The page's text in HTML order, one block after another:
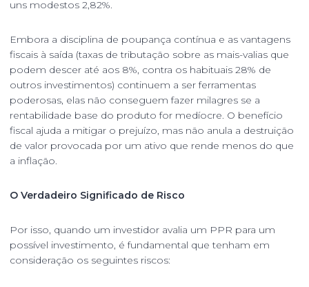
uns modestos 2,82%.
Embora a disciplina de poupança contínua e as vantagens
fiscais à saída (taxas de tributação sobre as mais-valias que
podem descer até aos 8%, contra os habituais 28% de
outros investimentos) continuem a ser ferramentas
poderosas, elas não conseguem fazer milagres se a
rentabilidade base do produto for medíocre. O benefício
fiscal ajuda a mitigar o prejuízo, mas não anula a destruição
de valor provocada por um ativo que rende menos do que
a inflação.
O Verdadeiro Significado de Risco
Por isso, quando um investidor avalia um PPR para um
possível investimento, é fundamental que tenham em
consideração os seguintes riscos: